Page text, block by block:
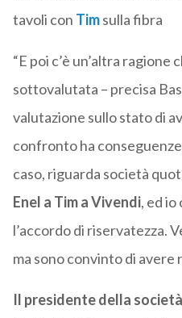
tavoli con Timsulla fibra
“E poi c’è un’altra ragione
sottovalutata – precisa
valutazione sullo stato di
confronto ha
caso, riguarda società
Enel a Tim a Vivendi, ed
l’accordo di riservatezza.
ma sono convinto di avere
Il presidente della